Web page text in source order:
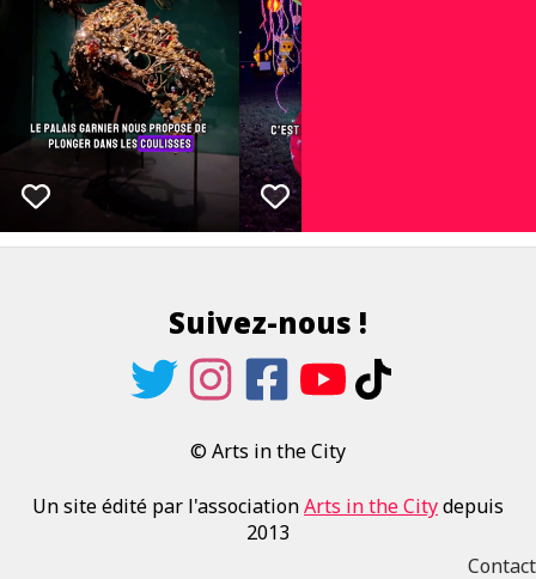
Suivez-nous !
© Arts in the City
Un site édité par l'associationArts in the Citydepuis
2013
Contact